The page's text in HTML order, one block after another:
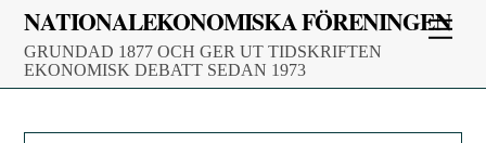
Skip
content
NATIONALEKONOMISKA FÖRENINGEN
GRUNDAD 1877 OCH GER UT TIDSKRIFTEN
EKONOMISK DEBATT SEDAN 1973